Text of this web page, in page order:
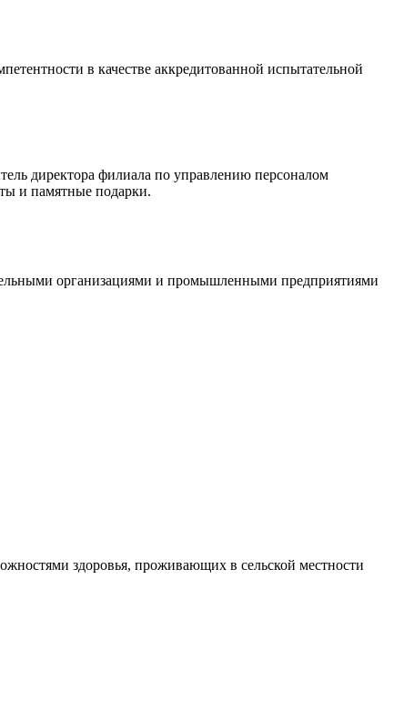
в качестве аккредитованной испытательной
директора филиала по управлению персоналом
и памятные подарки.
организациями и промышленными предприятиями
здоровья, проживающих в сельской местности